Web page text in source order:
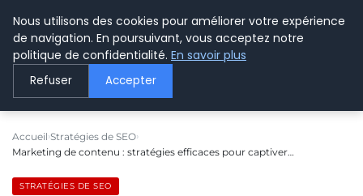
LE WEBMARKETING
Accueil Stratégies de SEO
Marketing de contenu : stratégies efficaces pour captiver…
STRATÉGIES DE SEO
Nous utilisons des cookies pour améliorer votre expérience
de navigation. En poursuivant, vous acceptez notre
politique de confidentialité. En savoir plus
Refuser Accepter